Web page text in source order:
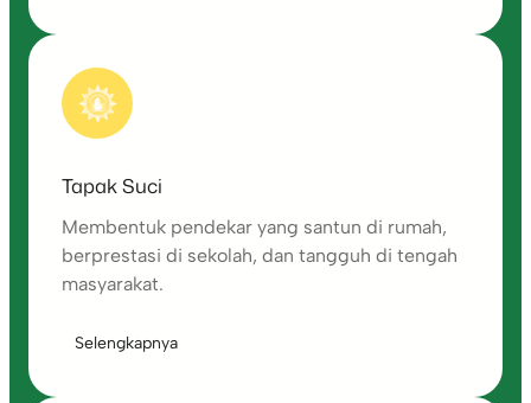
Tapak Suci
Membentuk pendekar yang santun di rumah,
berprestasi di sekolah, dan tangguh di tengah
masyarakat.
Selengkapnya